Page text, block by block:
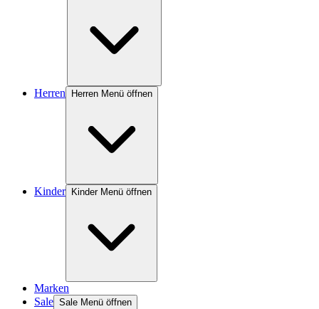
Herren Herren Menü öffnen
Kinder Kinder Menü öffnen
Marken
Sale Sale Menü öffnen